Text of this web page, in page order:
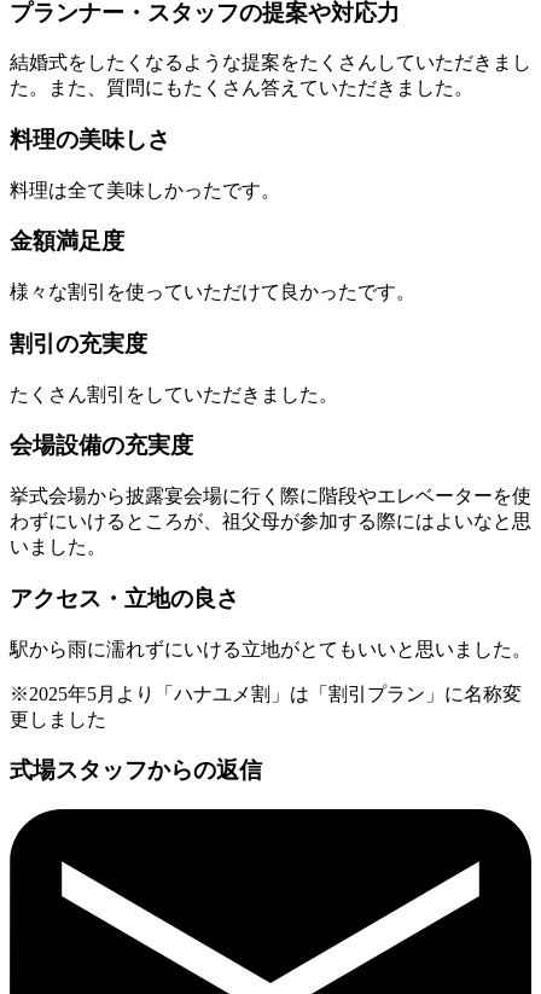
プランナー・スタッフの提案や対応力
結婚式をしたくなるような提案をたくさんしていただきまし
た。また、質問にもたくさん答えていただきました。
料理の美味しさ
料理は全て美味しかったです。
金額満足度
様々な割引を使っていただけて良かったです。
割引の充実度
たくさん割引をしていただきました。
会場設備の充実度
挙式会場から披露宴会場に行く際に階段やエレベーターを使
わずにいけるところが、祖父母が参加する際にはよいなと思
いました。
アクセス・立地の良さ
駅から雨に濡れずにいける立地がとてもいいと思いました。
※2025年5月より「ハナユメ割」は「割引プラン」に名称変
更しました
式場スタッフからの返信